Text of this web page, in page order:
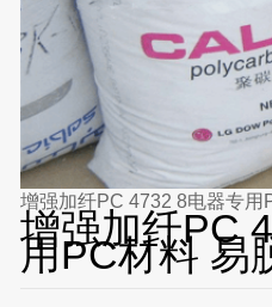
增强加纤PC 4732 8电器专用
增强加纤PC
用PC材料 易